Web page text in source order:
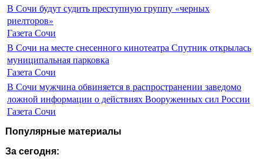
В Сочи будут судить преступную группу «черных
риелторов»
Газета Сочи
В Сочи на месте снесенного кинотеатра Спутник открылась
муниципальная парковка
Газета Сочи
В Сочи мужчина обвиняется в распространении заведомо
ложной информации о действиях Вооруженных сил России
Газета Сочи
Популярные материалы
За сегодня: